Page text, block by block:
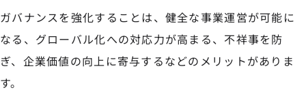
ガバナンスを強化することは、健全な事業運営が可能に
なる、グローバル化への対応力が高まる、不祥事を防
ぎ、企業価値の向上に寄与するなどのメリットがありま
す。